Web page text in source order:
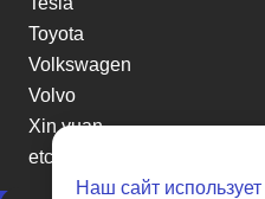
Toyota
Volkswagen
Volvo
Xin yuan
etc
Наш сайт использует